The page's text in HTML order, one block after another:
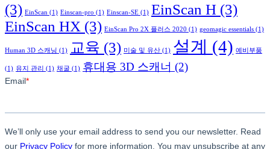
(3) EinScan (1) Einscan-pro (1) Einscan-SE (1) EinScan H (3)
EinScan HX (3) EinScan Pro 2X 플러스 2020 (1) geomagic essentials (1)
Human 3D 스캐닝 (1) 교육 (3) 미술 및 유산 (1) 설계 (4) 예비부품
(1) 유지 관리 (1) 채굴 (1) 휴대용 3D 스캐너 (2)